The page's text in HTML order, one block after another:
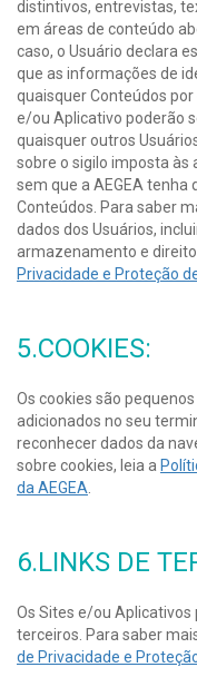
distintivos, entrevistas,
em áreas de conteúdo
caso, o Usuário declara
que as informações de
quaisquer Conteúdos
e/ou Aplicativo poderão
quaisquer outros
sobre o sigilo imposta às
sem que a AEGEA
Conteúdos. Para saber
dados dos Usuários,
armazenamento e
Privacidade e Proteção
5.COOKIES:
Os cookies são
adicionados no seu
reconhecer dados da
sobre cookies, leia a
da AEGEA
6.LINKS DE
Os Sites e/ou
terceiros. Para saber
de Privacidade e